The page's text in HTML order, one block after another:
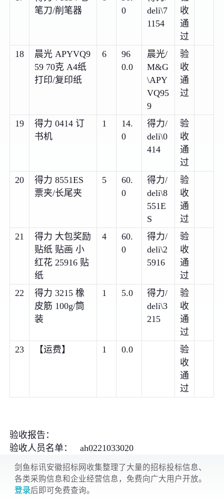
笔刀/削笔器
0
deli\7
1154
收
通
过
18
晨光 APYVQ9
59 70克 A4纸
打印/复印纸
6
96
0.0
晨光/
M&G
\APY
VQ95
9
验
收
通
过
19
得力 0414 订
书机
1
14.
0
得力/
deli\0
414
验
收
通
过
20
得力 8551ES
票夹/长尾夹
5
60.
0
得力/
deli\8
551E
S
验
收
通
过
21
得力 大包奖励
贴纸 贴画 小
红花 25916 贴
纸
4
60.
0
得力/
deli\2
5916
验
收
通
过
22
得力 3215 橡
皮筋 100g/筒
装
1 5.0
得力/
deli\3
215
验
收
通
过
23
【运费】 1 0.0
验
收
通
过
验收报告：
验收人员名单： ah0221033020
剑鱼标讯安徽招标网收集整理了大量的招标投标信息、
各类采购信息和企业经营信息，免费向广大用户开放。
登录后即可免费查询。